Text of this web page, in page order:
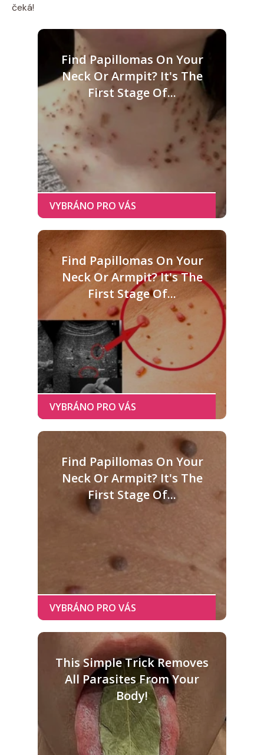
čeká!
Find Papillomas On Your
Neck Or Armpit? It's The
First Stage Of...
Find Papillomas On Your
Neck Or Armpit? It's The
First Stage Of...
Find Papillomas On Your
Neck Or Armpit? It's The
First Stage Of...
This Simple Trick Removes
All Parasites From Your
Body!